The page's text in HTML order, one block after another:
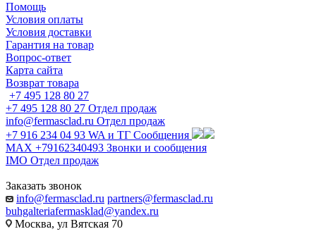
Помощь
Условия оплаты
Условия доставки
Гарантия на товар
Вопрос-ответ
Карта сайта
Возврат товара
+7 495 128 80 27
+7 495 128 80 27 Отдел продаж
info@fermasclad.ru Отдел продаж
+7 916 234 04 93 WA и ТГ Сообщения
MAX +79162340493 Звонки и сообщения
IMO Отдел продаж
Заказать звонок
info@fermasclad.ru partners@fermasclad.ru
buhgalteriafermasklad@yandex.ru
Москва, ул Вятская 70